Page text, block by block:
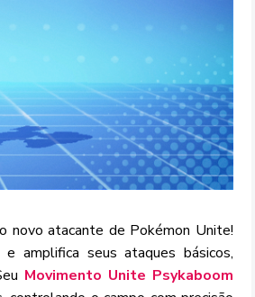
novo atacante de Pokémon Unite!
amplifica seus ataques básicos,
Movimento Unite Psykaboom